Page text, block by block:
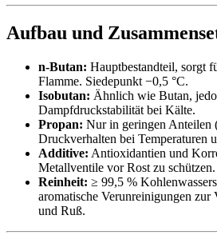
Aufbau und
n‑Butan: Hauptbestandteil, sorgt
Flamme. Siedepunkt −0,5 °C.
Isobutan: Ähnlich wie Butan,
Dampfdruckstabilität bei Kälte.
Propan: Nur in geringen Anteilen
Druckverhalten bei Temperaturen
Additive: Antioxidantien und
Metallventile vor Rost zu schützen.
Reinheit: ≥ 99,5 %
aromatische Verunreinigungen zur
und Ruß.